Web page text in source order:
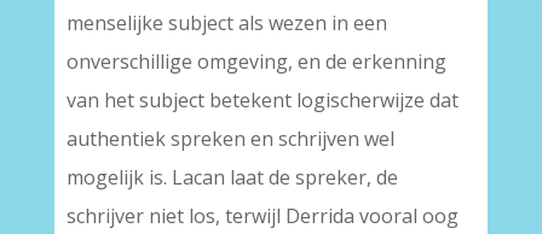
menselijke subject als wezen in een
onverschillige omgeving, en de erkenning
van het subject betekent logischerwijze dat
authentiek spreken en schrijven wel
mogelijk is. Lacan laat de spreker, de
schrijver niet los, terwijl Derrida vooral oog